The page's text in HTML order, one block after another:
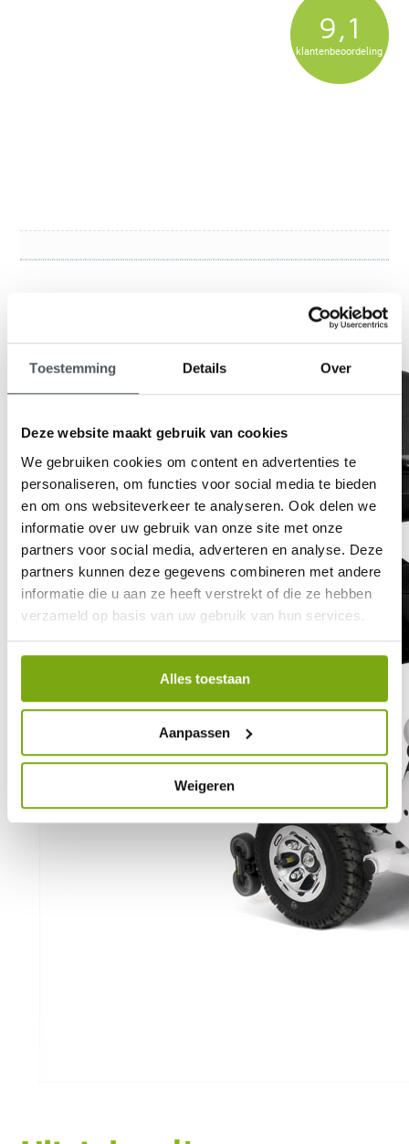
Toestemming Details Over
Deze website maakt gebruik van cookies
We gebruiken cookies om content en advertenties te
personaliseren, om functies voor social media te bieden
en om ons websiteverkeer te analyseren. Ook delen we
informatie over uw gebruik van onze site met onze
partners voor social media, adverteren en analyse. Deze
partners kunnen deze gegevens combineren met andere
informatie die u aan ze heeft verstrekt of die ze hebben
verzameld op basis van uw gebruik van hun services.
Alles toestaan
Aanpassen
Weigeren
9,1
klantenbeoordeling